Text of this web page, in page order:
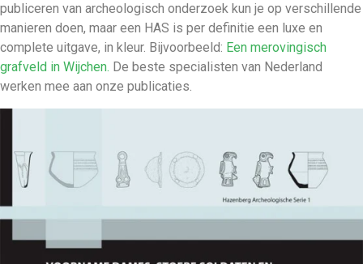
publiceren van archeologisch onderzoek kun je op verschillende
manieren doen, maar een HAS is per definitie een luxe en
complete uitgave, in kleur. Bijvoorbeeld: Een merovingisch
grafveld in Wijchen. De beste specialisten van Nederland
werken mee aan onze publicaties.